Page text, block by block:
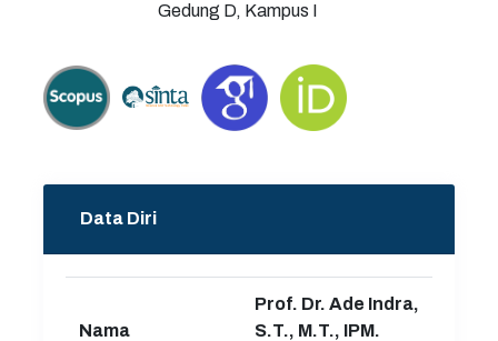
Gedung D, Kampus I
Data Diri
Nama
Prof. Dr. Ade Indra,
S.T., M.T., IPM.